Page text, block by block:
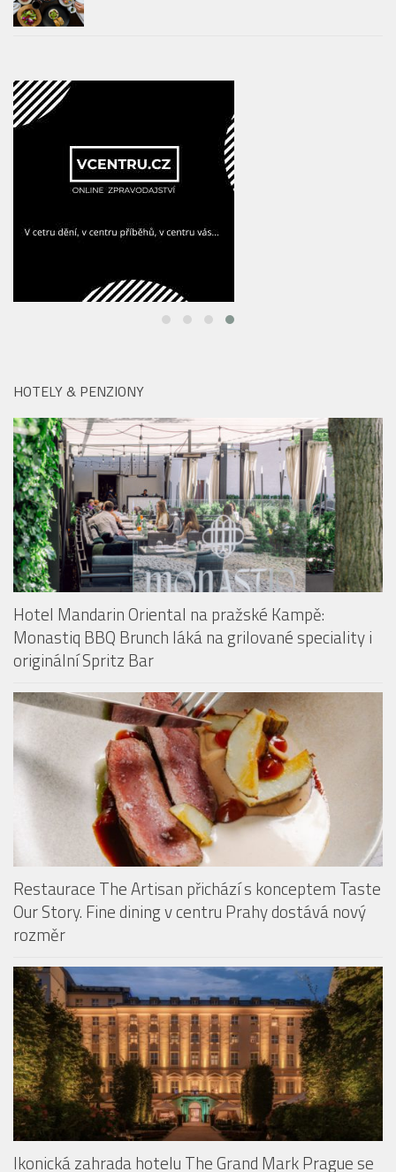
HOTELY & PENZIONY
Hotel Mandarin Oriental na pražské Kampě:
Monastiq BBQ Brunch láká na grilované speciality i
originální Spritz Bar
Restaurace The Artisan přichází s konceptem Taste
Our Story. Fine dining v centru Prahy dostává nový
rozměr